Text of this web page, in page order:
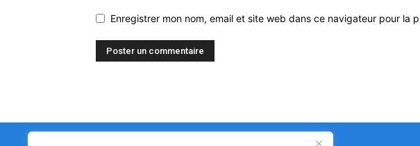
Enregistrer mon nom, email et site web dans ce navigateur pour la